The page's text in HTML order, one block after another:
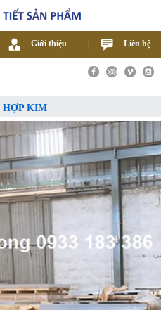
Giới thiệu Liên hệ
HỢP KIM